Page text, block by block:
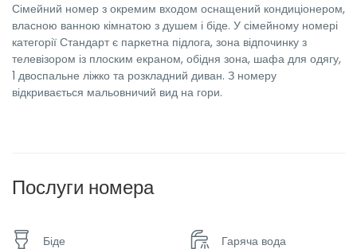
Сімейний номер з окремим входом оснащений кондиціонером,
власною ванною кімнатою з душем і біде. У сімейному номері
категорії Стандарт є паркетна підлога, зона відпочинку з
телевізором із плоским екраном, обідня зона, шафа для одягу,
1 двоспальне ліжко та розкладний диван. З номеру
відкривається мальовничий вид на гори.
Послуги номера
Біде Гаряча вода